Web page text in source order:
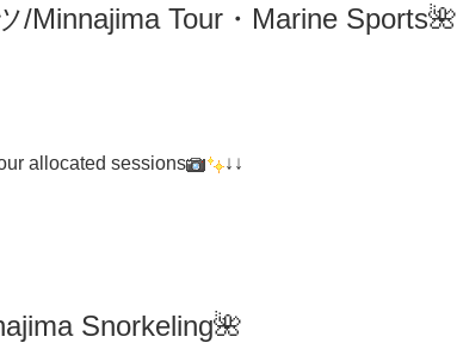
/Minnajima Tour・Marine Sports🌺
allocated sessions ↓↓
Snorkeling🌺